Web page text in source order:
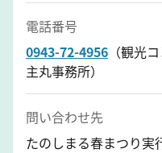
電話番号
0943-72-4956 （観光
主丸事務所）
問い合わせ先
たのしまる春まつり実